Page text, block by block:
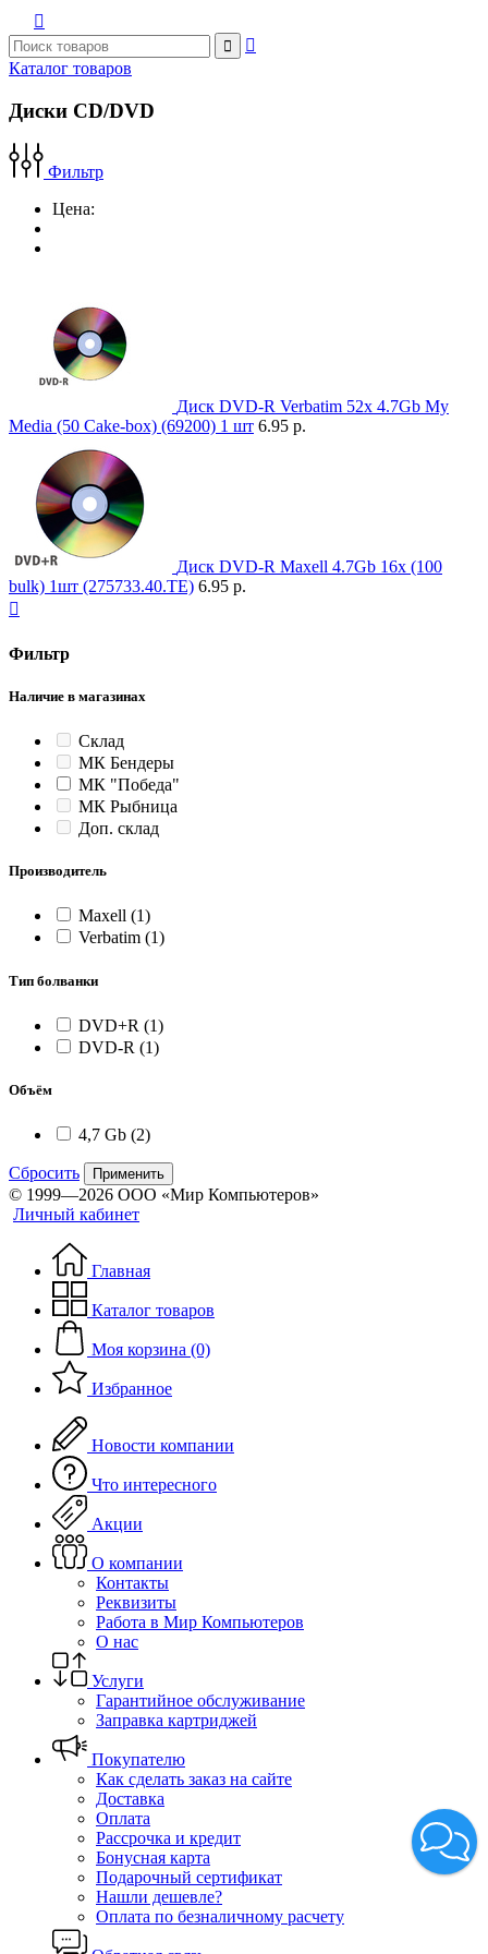



Каталог товаров
Диски CD/DVD
Фильтр
Цена:
Диск DVD-R Verbatim 52x 4.7Gb My
Media (50 Cake-box) (69200) 1 шт 6.95 р.
Диск DVD-R Maxell 4.7Gb 16x (100
bulk) 1шт (275733.40.TE) 6.95 р.

Фильтр
Наличие в магазинах
Склад
МК Бендеры
МК "Победа"
МК Рыбница
Доп. склад
Производитель
Maxell (1)
Verbatim (1)
Тип болванки
DVD+R (1)
DVD-R (1)
Объём
4,7 Gb (2)
Сбросить Применить
© 1999—2026 ООО «Мир Компьютеров»
Личный кабинет
Главная
Каталог товаров
Моя корзина (0)
Избранное
Новости компании
Что интересного
Акции
О компании
Контакты
Реквизиты
Работа в Мир Компьютеров
О нас
Услуги
Гарантийное обслуживание
Заправка картриджей
Покупателю
Как сделать заказ на сайте
Доставка
Оплата
Рассрочка и кредит
Бонусная карта
Подарочный сертификат
Нашли дешевле?
Оплата по безналичному расчету